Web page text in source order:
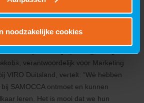
noodzakelijke cookies
kennismaken met het
verantwoordelijk voor Marketing
VIRO Duitsland, vertelt: “We hebben
SAMOCCA ontmoet en kunnen
leren. Het is mooi dat we hun